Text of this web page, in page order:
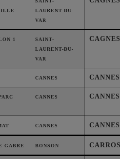
LAURENT-DU-
VAR
1
SAINT-
LAURENT-DU-
VAR
CANNES CANNES
CANNES CANNES
CANNES CANNES
GABRE BONSON